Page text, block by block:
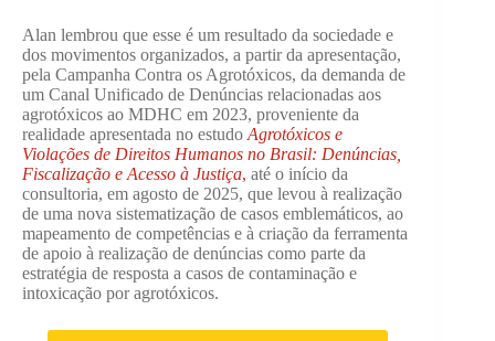
Alan lembrou que esse é um resultado da sociedade e
dos movimentos organizados, a partir da apresentação,
pela Campanha Contra os Agrotóxicos, da demanda de
um Canal Unificado de Denúncias relacionadas aos
agrotóxicos ao MDHC em 2023, proveniente da
realidade apresentada no estudo Agrotóxicos e
Violações de Direitos Humanos no Brasil: Denúncias,
Fiscalização e Acesso à Justiça, até o início da
consultoria, em agosto de 2025, que levou à realização
de uma nova sistematização de casos emblemáticos, ao
mapeamento de competências e à criação da ferramenta
de apoio à realização de denúncias como parte da
estratégia de resposta a casos de contaminação e
intoxicação por agrotóxicos.